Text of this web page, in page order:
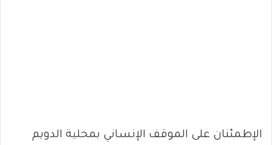
الإطمئنان على الموقف الإنساني بمحلية الدويم